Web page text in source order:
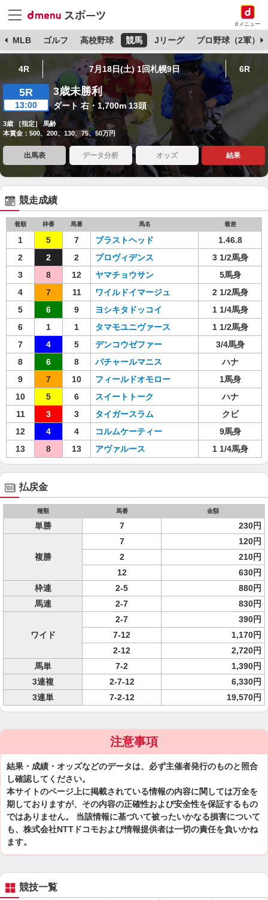
dメニュー
MLB ゴルフ 高校野球 競馬 Jリーグ プロ野球（2軍）
4R 7月18日(土) 1回札幌9日 6R
5R
13:00
3歳未勝利
ダート 右・1,700m 13頭
3歳 ［指定］ 馬齢
本賞金：500、200、130、75、50万円
出馬表 データ分析 オッズ 結果
競走成績
着順 枠番 馬番 馬名 着差
1 5 7 ブラストヘッド
1.46.8
2
2 2 プロヴィデンス
3 1/2馬身
3
8 12 ヤマチョウサン
5馬身
4
7 11 ワイルドイマージュ
2 1/2馬身
5
6 9 ヨシキタドッコイ
1 1/4馬身
6
1 1 タマモユニヴァース
1 1/2馬身
7
4 5 デンコウゼファー
3/4馬身
8
6 8 パチャールマニス
ハナ
9
7 10 フィールドオモロー
1馬身
10
5 6 スイートトーク
ハナ
11
3 3 タイガースラム
クビ
12
4 4 コルムケーティー
9馬身
13
8 13 アヴァルース 1 1/4馬身
払戻金
種類 馬番 金額
単勝 7 230円
複勝
7
120円
2
210円
12
630円
枠連
2-5
880円
馬連
2-7 830円
ワイド
2-7
390円
7-12
1,170円
2-12
2,720円
馬単
7-2
1,390円
3連複
2-7-12
6,330円
3連単
7-2-12 19,570円
注意事項
結果・成績・オッズなどのデータは、必ず主催者発行のものと照合
し確認してください。
本サイトのページ上に掲載されている情報の内容に関しては万全を
期しておりますが、その内容の正確性および安全性を保証するもの
ではありません。 当該情報に基づいて被ったいかなる損害について
も、株式会社NTTドコモおよび情報提供者は一切の責任を負いかね
ます。
競技一覧